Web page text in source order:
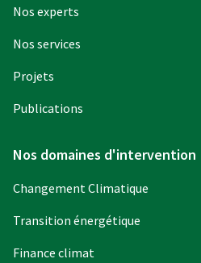
Nos experts
Nos services
Projets
Publications
Nos domaines d'intervention
Changement Climatique
Transition énergétique
Finance climat